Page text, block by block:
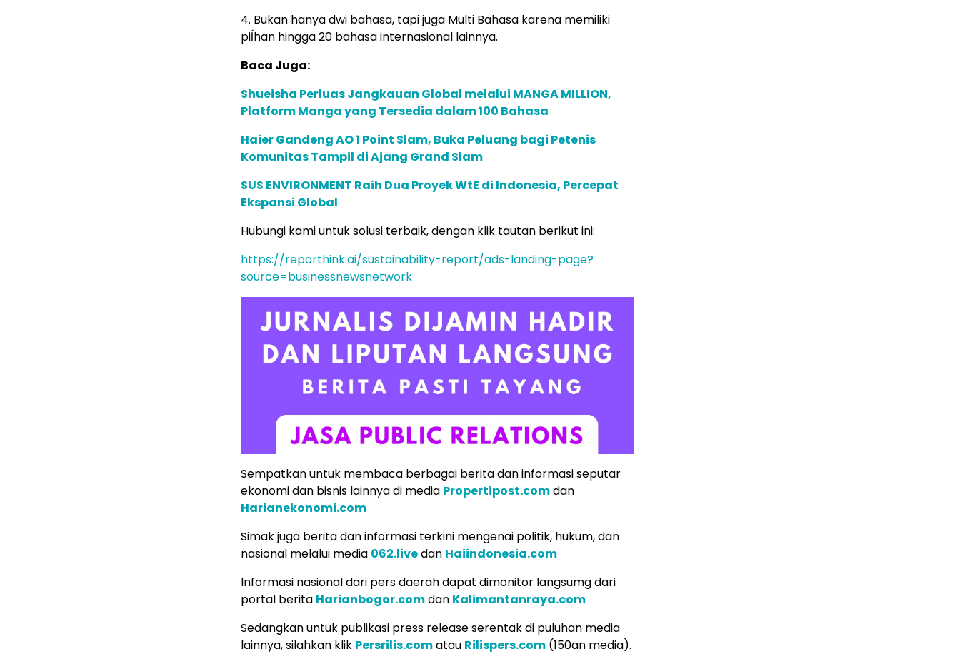
4. Bukan hanya dwi bahasa, tapi juga Multi Bahasa karena memiliki
piĺhan hingga 20 bahasa internasional lainnya.
Baca Juga:
Shueisha Perluas Jangkauan Global melalui MANGA MILLION,
Platform Manga yang Tersedia dalam 100 Bahasa
Haier Gandeng AO 1 Point Slam, Buka Peluang bagi Petenis
Komunitas Tampil di Ajang Grand Slam
SUS ENVIRONMENT Raih Dua Proyek WtE di Indonesia, Percepat
Ekspansi Global
Hubungi kami untuk solusi terbaik, dengan klik tautan berikut ini:
https://reporthink.ai/sustainability-report/ads-landing-page?
source=businessnewsnetwork
Sempatkan untuk membaca berbagai berita dan informasi seputar
ekonomi dan bisnis lainnya di media Propertipost.comdan
Harianekonomi.com
Simak juga berita dan informasi terkini mengenai politik, hukum, dan
nasional melalui media 062.livedan Haiindonesia.com
Informasi nasional dari pers daerah dapat dimonitor langsumg dari
portal berita Harianbogor.comdan Kalimantanraya.com
Sedangkan untuk publikasi press release serentak di puluhan media
lainnya, silahkan klik Persrilis.comatau Rilispers.com (150an media).